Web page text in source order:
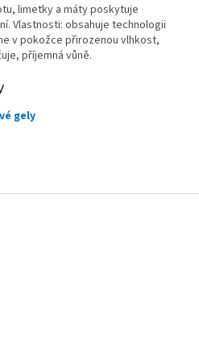
limetky a máty poskytuje
Vlastnosti: obsahuje technologii
v pokožce přirozenou vlhkost,
příjemná vůně.
gely